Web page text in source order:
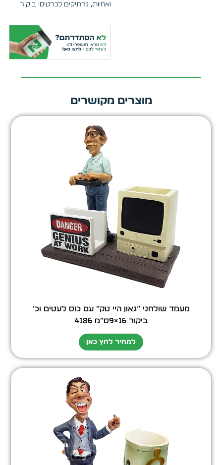
ואחיות, נרתיקים לכרטיסי ביקור
מוצרים מקושרים
מעמד שולחני “גאון היי טק” עם כוס לעטים וכ’
ביקור 16×9ס”מ 4186
למחיר לחץ כאן